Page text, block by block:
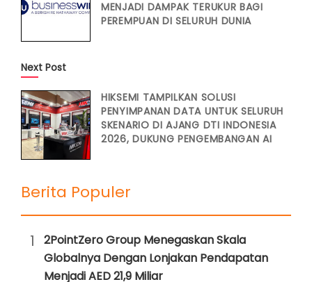
MENJADI DAMPAK TERUKUR BAGI
PEREMPUAN DI SELURUH DUNIA
Next Post
HIKSEMI TAMPILKAN SOLUSI
PENYIMPANAN DATA UNTUK SELURUH
SKENARIO DI AJANG DTI INDONESIA
2026, DUKUNG PENGEMBANGAN AI
Berita Populer
1
2PointZero Group Menegaskan Skala
Globalnya Dengan Lonjakan Pendapatan
Menjadi AED 21,9 Miliar